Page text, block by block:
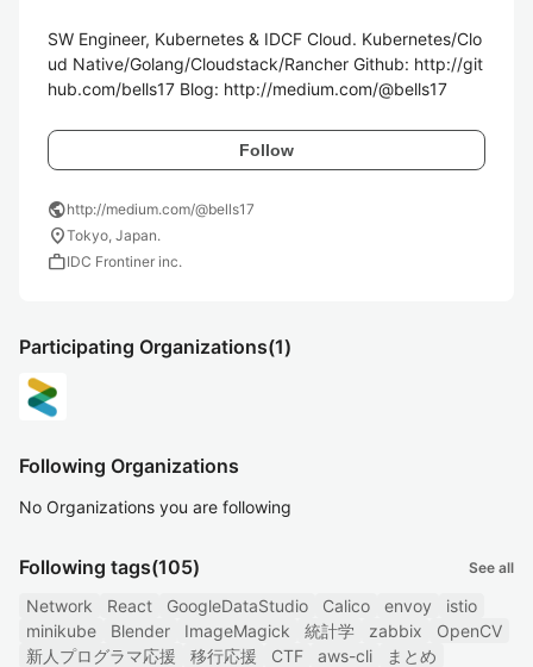
SW Engineer, Kubernetes & IDCF Cloud. Kubernetes/Clo
ud Native/Golang/Cloudstack/Rancher Github: http://git
hub.com/bells17 Blog: http://medium.com/@bells17
Follow
publichttp://medium.com/@bells17
location_onTokyo, Japan.
workIDC Frontiner inc.
Participating Organizations(1)
Following Organizations
No Organizations you are following
Following tags(105) See all
Network React GoogleDataStudio Calico envoy
istio
minikube
Blender ImageMagick 統計学 zabbix
OpenCV
新人プログラマ応援
移行応援 CTF aws-cli
まとめ